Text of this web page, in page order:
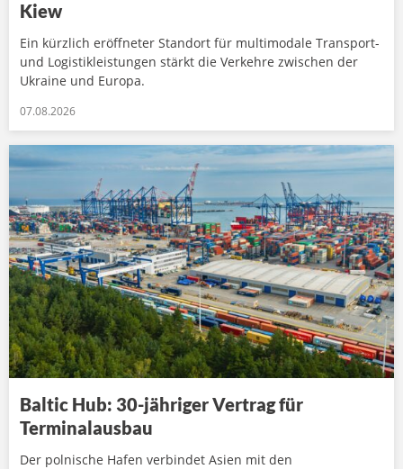
Kiew
Ein kürzlich eröffneter Standort für multimodale Transport-
und Logistikleistungen stärkt die Verkehre zwischen der
Ukraine und Europa.
07.08.2026
Baltic Hub: 30-jähriger Vertrag für
Terminalausbau
Der polnische Hafen verbindet Asien mit den